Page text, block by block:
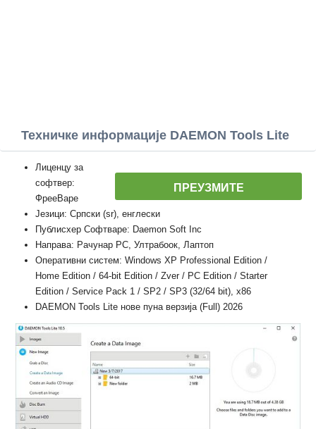
Техничке информације DAEMON Tools Lite
ПРЕУЗМИТЕ
Лиценцу за
софтвер:
ФрееВаре
Језици: Српски (sr), енглески
Публисхер Софтваре: Daemon Soft Inc
Направа: Рачунар PC, Ултрабоок, Лаптоп
Оперативни систем: Windows XP Professional Edition /
Home Edition / 64-bit Edition / Zver / PC Edition / Starter
Edition / Service Pack 1 / SP2 / SP3 (32/64 bit), x86
DAEMON Tools Lite нове пуна верзија (Full) 2026